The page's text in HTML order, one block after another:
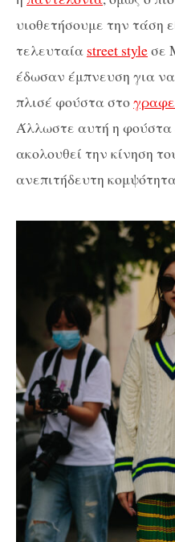
υιοθετήσουμε την τάση
τελευταία street styleσε
έδωσαν έμπνευση για
πλισέ φούστα στο
Άλλωστε αυτή η φούστα
ακολουθεί την κίνηση
ανεπιτήδευτη